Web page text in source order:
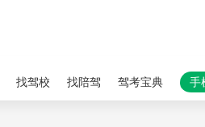
找驾校 找陪驾 驾考宝典 手